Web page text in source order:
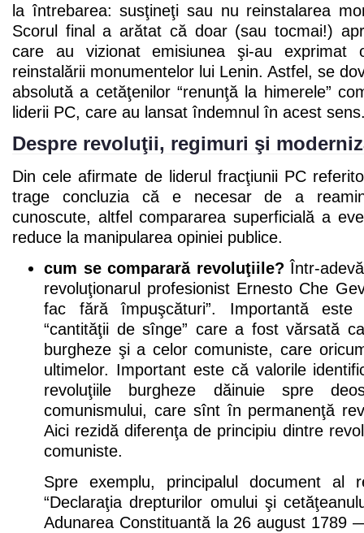
la întrebarea: susţineţi sau nu reinstalarea
Scorul final a arătat că doar (sau tocmai!)
care au vizionat emisiunea şi-au exprimat
reinstalării monumentelor lui Lenin. Astfel, se
absolută a cetăţenilor “renunţă la himerele”
liderii PC, care au lansat îndemnul în acest
Despre revoluţii, regimuri şi
Din cele afirmate de liderul fracţiunii PC
trage concluzia că e necesar de a
cunoscute, altfel compararea superficială a
reduce la manipularea opiniei publice.
cum se comparară revoluţiile? Într-
revoluţionarul profesionist Ernesto Che
fac fără împuşcături”. Importantă
“cantităţii de sînge” care a fost vărsată
burgheze şi a celor comuniste, care
ultimelor. Important este că valorile
revoluţiile burgheze dăinuie spre
comunismului, care sînt în permanenţă
Aici rezidă diferenţa de principiu dintre
comuniste.
Spre exemplu, principalul document al
“Declaraţia drepturilor omului şi
Adunarea Constituantă la 26 august 1789